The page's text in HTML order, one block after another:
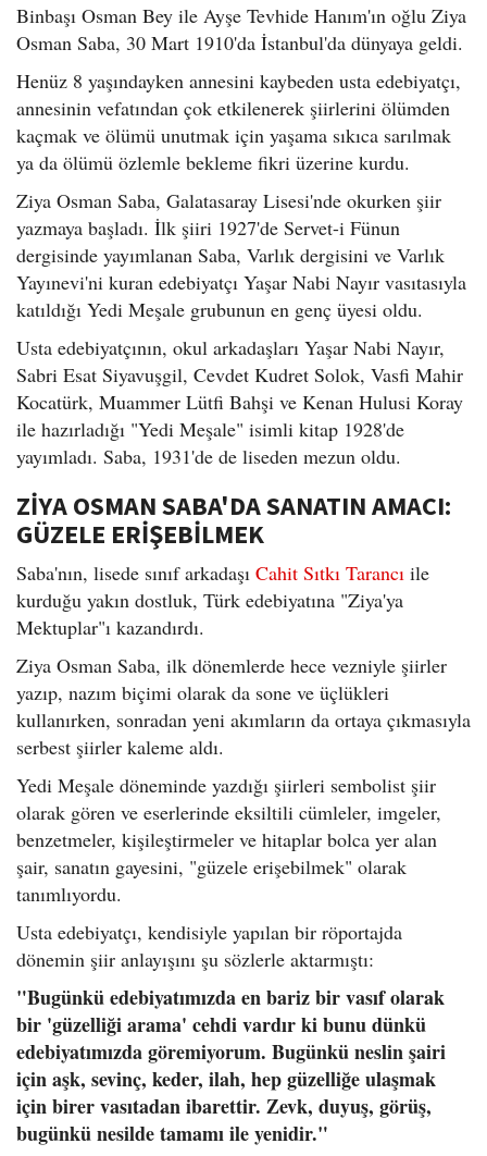
Binbaşı Osman Bey ile Ayşe Tevhide Hanım'ın oğlu Ziya
Osman Saba, 30 Mart 1910'da İstanbul'da dünyaya geldi.
Henüz 8 yaşındayken annesini kaybeden usta edebiyatçı,
annesinin vefatından çok etkilenerek şiirlerini ölümden
kaçmak ve ölümü unutmak için yaşama sıkıca sarılmak
ya da ölümü özlemle bekleme fikri üzerine kurdu.
Ziya Osman Saba, Galatasaray Lisesi'nde okurken şiir
yazmaya başladı. İlk şiiri 1927'de Servet-i Fünun
dergisinde yayımlanan Saba, Varlık dergisini ve Varlık
Yayınevi'ni kuran edebiyatçı Yaşar Nabi Nayır vasıtasıyla
katıldığı Yedi Meşale grubunun en genç üyesi oldu.
Usta edebiyatçının, okul arkadaşları Yaşar Nabi Nayır,
Sabri Esat Siyavuşgil, Cevdet Kudret Solok, Vasfi Mahir
Kocatürk, Muammer Lütfi Bahşi ve Kenan Hulusi Koray
ile hazırladığı "Yedi Meşale" isimli kitap 1928'de
yayımladı. Saba, 1931'de de liseden mezun oldu.
ZİYA OSMAN SABA'DA SANATIN AMACI:
GÜZELE ERİŞEBİLMEK
Saba'nın, lisede sınıf arkadaşı Cahit Sıtkı Tarancı ile
kurduğu yakın dostluk, Türk edebiyatına "Ziya'ya
Mektuplar"ı kazandırdı.
Ziya Osman Saba, ilk dönemlerde hece vezniyle şiirler
yazıp, nazım biçimi olarak da sone ve üçlükleri
kullanırken, sonradan yeni akımların da ortaya çıkmasıyla
serbest şiirler kaleme aldı.
Yedi Meşale döneminde yazdığı şiirleri sembolist şiir
olarak gören ve eserlerinde eksiltili cümleler, imgeler,
benzetmeler, kişileştirmeler ve hitaplar bolca yer alan
şair, sanatın gayesini, "güzele erişebilmek" olarak
tanımlıyordu.
Usta edebiyatçı, kendisiyle yapılan bir röportajda
dönemin şiir anlayışını şu sözlerle aktarmıştı:
"Bugünkü edebiyatımızda en bariz bir vasıf olarak
bir 'güzelliği arama' cehdi vardır ki bunu dünkü
edebiyatımızda göremiyorum. Bugünkü neslin şairi
için aşk, sevinç, keder, ilah, hep güzelliğe ulaşmak
için birer vasıtadan ibarettir. Zevk, duyuş, görüş,
bugünkü nesilde tamamı ile yenidir."